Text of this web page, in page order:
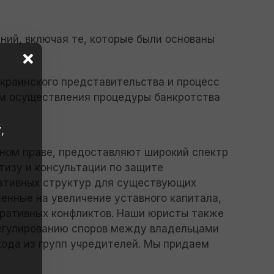
включая те, которые были основаны
представительства и процесс
осуществления процедуры банкротства
праве, предоставляют широкий спектр
и консультации по защите
структур для существующих
на увеличение уставного капитала,
конфликтов. Наши юристы также
споров между владельцами
из групп учредителей. Мы придаем